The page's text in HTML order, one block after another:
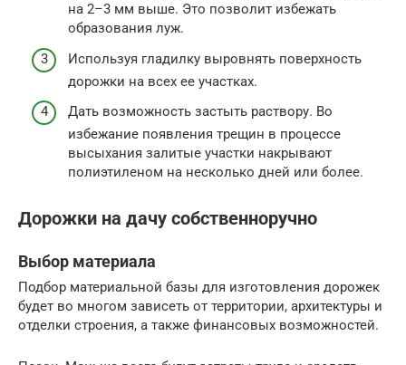
на 2–3 мм выше. Это позволит избежать
образования луж.
Используя гладилку выровнять поверхность
дорожки на всех ее участках.
Дать возможность застыть раствору. Во
избежание появления трещин в процессе
высыхания залитые участки накрывают
полиэтиленом на несколько дней или более.
Дорожки на дачу собственноручно
Выбор материала
Подбор материальной базы для изготовления дорожек
будет во многом зависеть от территории, архитектуры и
отделки строения, а также финансовых возможностей.